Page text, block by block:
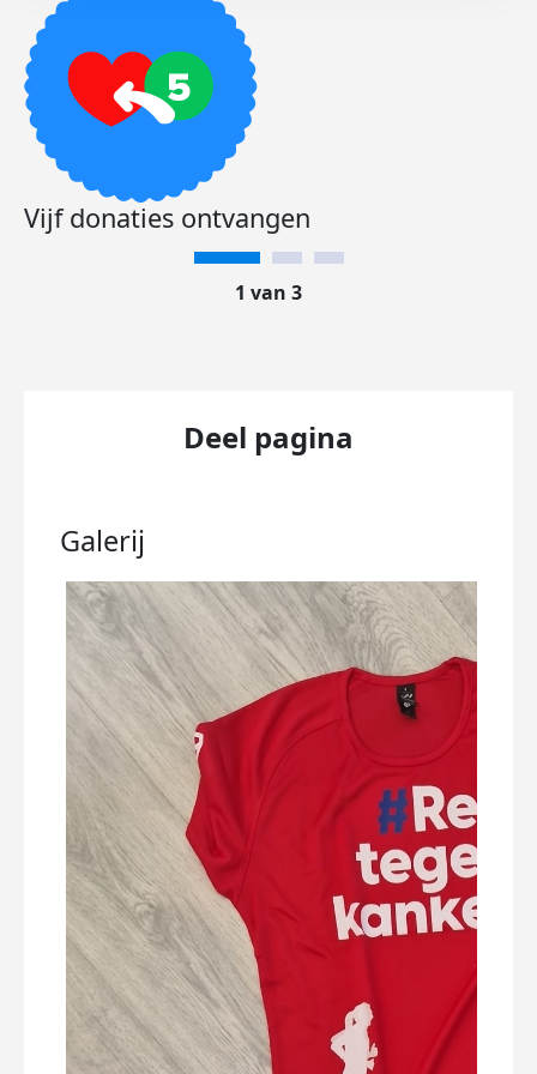
Vijf donaties ontvangen
1 van 3
Deel pagina
Galerij